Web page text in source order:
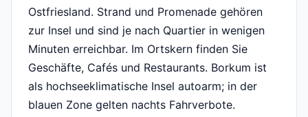
Ostfriesland. Strand und Promenade gehören
zur Insel und sind je nach Quartier in wenigen
Minuten erreichbar. Im Ortskern finden Sie
Geschäfte, Cafés und Restaurants. Borkum ist
als hochseeklimatische Insel autoarm; in der
blauen Zone gelten nachts Fahrverbote.